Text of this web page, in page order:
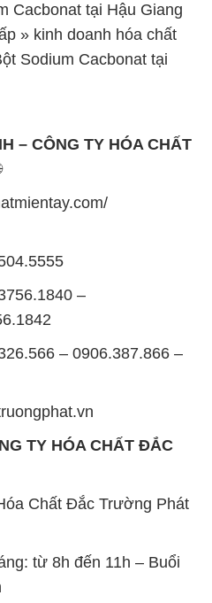
Cacbonat tại Hậu Giang
» kinh doanh hóa chất
Sodium Cacbonat tại
– CÔNG TY HÓA CHẤT
–
– 0906.387.866 –
TY HÓA CHẤT ĐẮC
Chất Đắc Trường Phát
từ 8h đến 11h – Buổi